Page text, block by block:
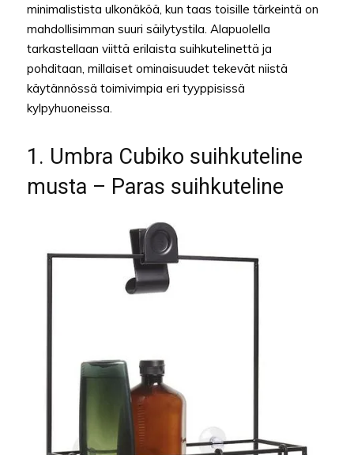
minimalistista ulkonäköä, kun taas toisille tärkeintä on
mahdollisimman suuri säilytystila. Alapuolella
tarkastellaan viittä erilaista suihkutelinettä ja
pohditaan, millaiset ominaisuudet tekevät niistä
käytännössä toimivimpia eri tyyppisissä
kylpyhuoneissa.
1. Umbra Cubiko suihkuteline
musta – Paras suihkuteline